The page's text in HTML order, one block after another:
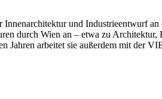
Innenarchitektur und Industrieentwurf
durch Wien an – etwa zu
Jahren arbeitet sie außerdem mit der